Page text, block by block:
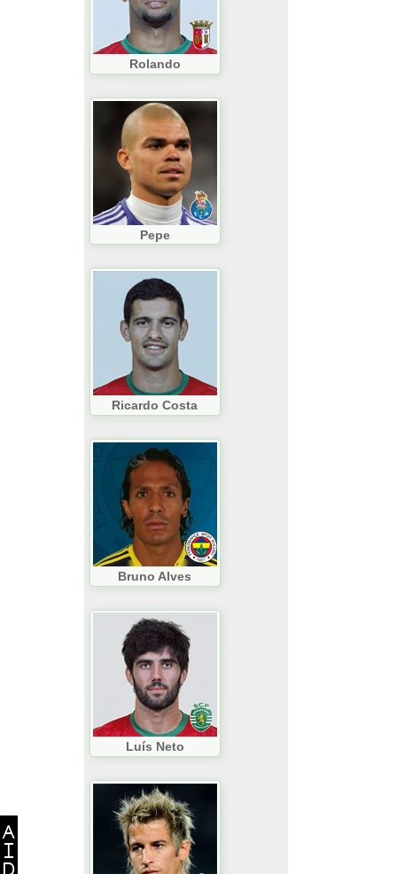
Rolando
Pepe
Ricardo Costa
Bruno Alves
Luís Neto